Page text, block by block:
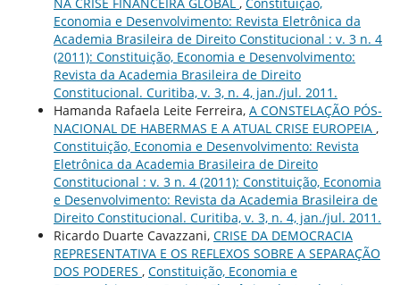
Economia e Desenvolvimento: Revista Eletrônica da
Academia Brasileira de Direito Constitucional : v. 3 n. 4
(2011): Constituição, Economia e Desenvolvimento:
Revista da Academia Brasileira de Direito
Constitucional. Curitiba, v. 3, n. 4, jan./jul. 2011.
Hamanda Rafaela Leite Ferreira, A CONSTELAÇÃO PÓS-
NACIONAL DE HABERMAS E A ATUAL CRISE EUROPEIA ,
Constituição, Economia e Desenvolvimento: Revista
Eletrônica da Academia Brasileira de Direito
Constitucional : v. 3 n. 4 (2011): Constituição, Economia
e Desenvolvimento: Revista da Academia Brasileira de
Direito Constitucional. Curitiba, v. 3, n. 4, jan./jul. 2011.
Ricardo Duarte Cavazzani, CRISE DA DEMOCRACIA
REPRESENTATIVA E OS REFLEXOS SOBRE A SEPARAÇÃO
DOS PODERES , Constituição, Economia e